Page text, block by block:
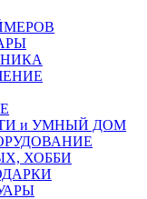
и УМНЫЙ ДОМ
ХОББИ